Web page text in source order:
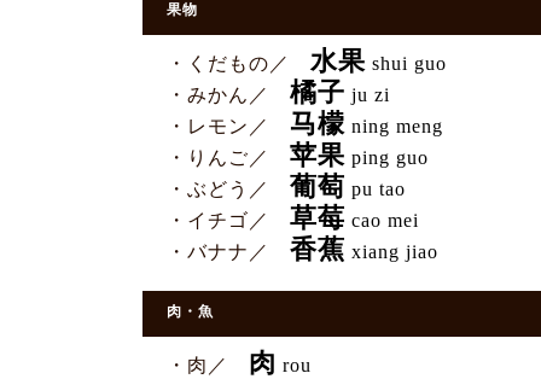
果物
・くだもの／ 水果 shui guo
・みかん／
橘子 ju zi
・レモン／
马檬 ning meng
・りんご／
苹果 ping guo
・ぶどう／
葡萄 pu tao
・イチゴ／
草莓 cao mei
・バナナ／
香蕉 xiang jiao
肉・魚
・肉／ 肉 rou